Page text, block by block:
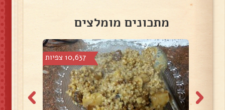
מתכונים מומלצים
10,637 צפיות